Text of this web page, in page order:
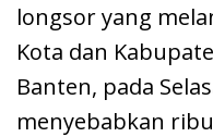
longsor yang
Kota dan
Banten, pada
menyebabkan